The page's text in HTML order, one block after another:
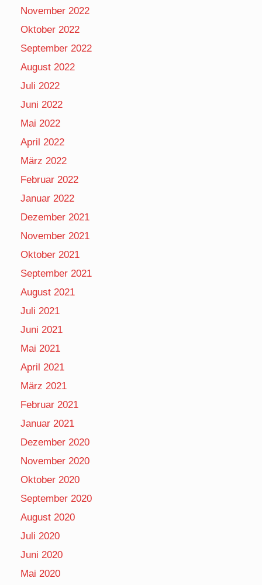
November 2022
Oktober 2022
September 2022
August 2022
Juli 2022
Juni 2022
Mai 2022
April 2022
März 2022
Februar 2022
Januar 2022
Dezember 2021
November 2021
Oktober 2021
September 2021
August 2021
Juli 2021
Juni 2021
Mai 2021
April 2021
März 2021
Februar 2021
Januar 2021
Dezember 2020
November 2020
Oktober 2020
September 2020
August 2020
Juli 2020
Juni 2020
Mai 2020